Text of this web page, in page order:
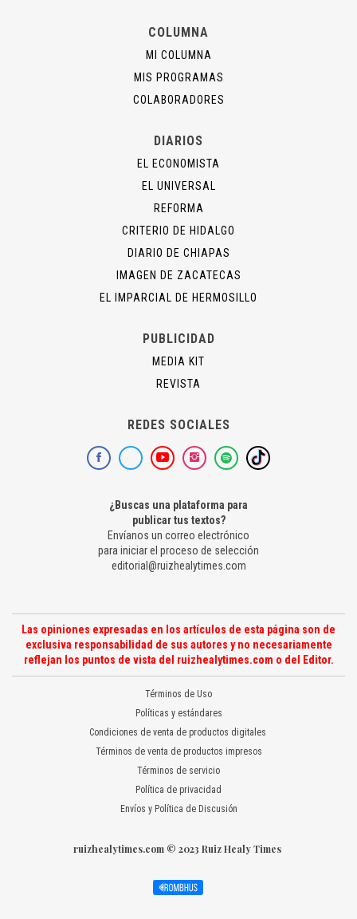
COLUMNA
MI COLUMNA
MIS PROGRAMAS
COLABORADORES
DIARIOS
EL ECONOMISTA
EL UNIVERSAL
REFORMA
CRITERIO DE HIDALGO
DIARIO DE CHIAPAS
IMAGEN DE ZACATECAS
EL IMPARCIAL DE HERMOSILLO
PUBLICIDAD
MEDIA KIT
REVISTA
REDES SOCIALES
¿Buscas una plataforma para
publicar tus textos?
Envíanos un correo electrónico
para iniciar el proceso de selección
editorial@ruizhealytimes.com
Las opiniones expresadas en los artículos de esta página son de
exclusiva responsabilidad de sus autores y no necesariamente
reflejan los puntos de vista del ruizhealytimes.com o del Editor.
Términos de Uso
Políticas y estándares
Condiciones de venta de productos digitales
Términos de venta de productos impresos
Términos de servicio
Política de privacidad
Envíos y Política de Discusión
ruizhealytimes.com © 2023 Ruiz Healy Times